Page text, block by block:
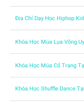
Địa Chỉ Dạy Học Hiphop
Khóa Học Múa Lụa Võng
Khóa Học Múa Cổ Trang
Khóa Học Shuffle Dance